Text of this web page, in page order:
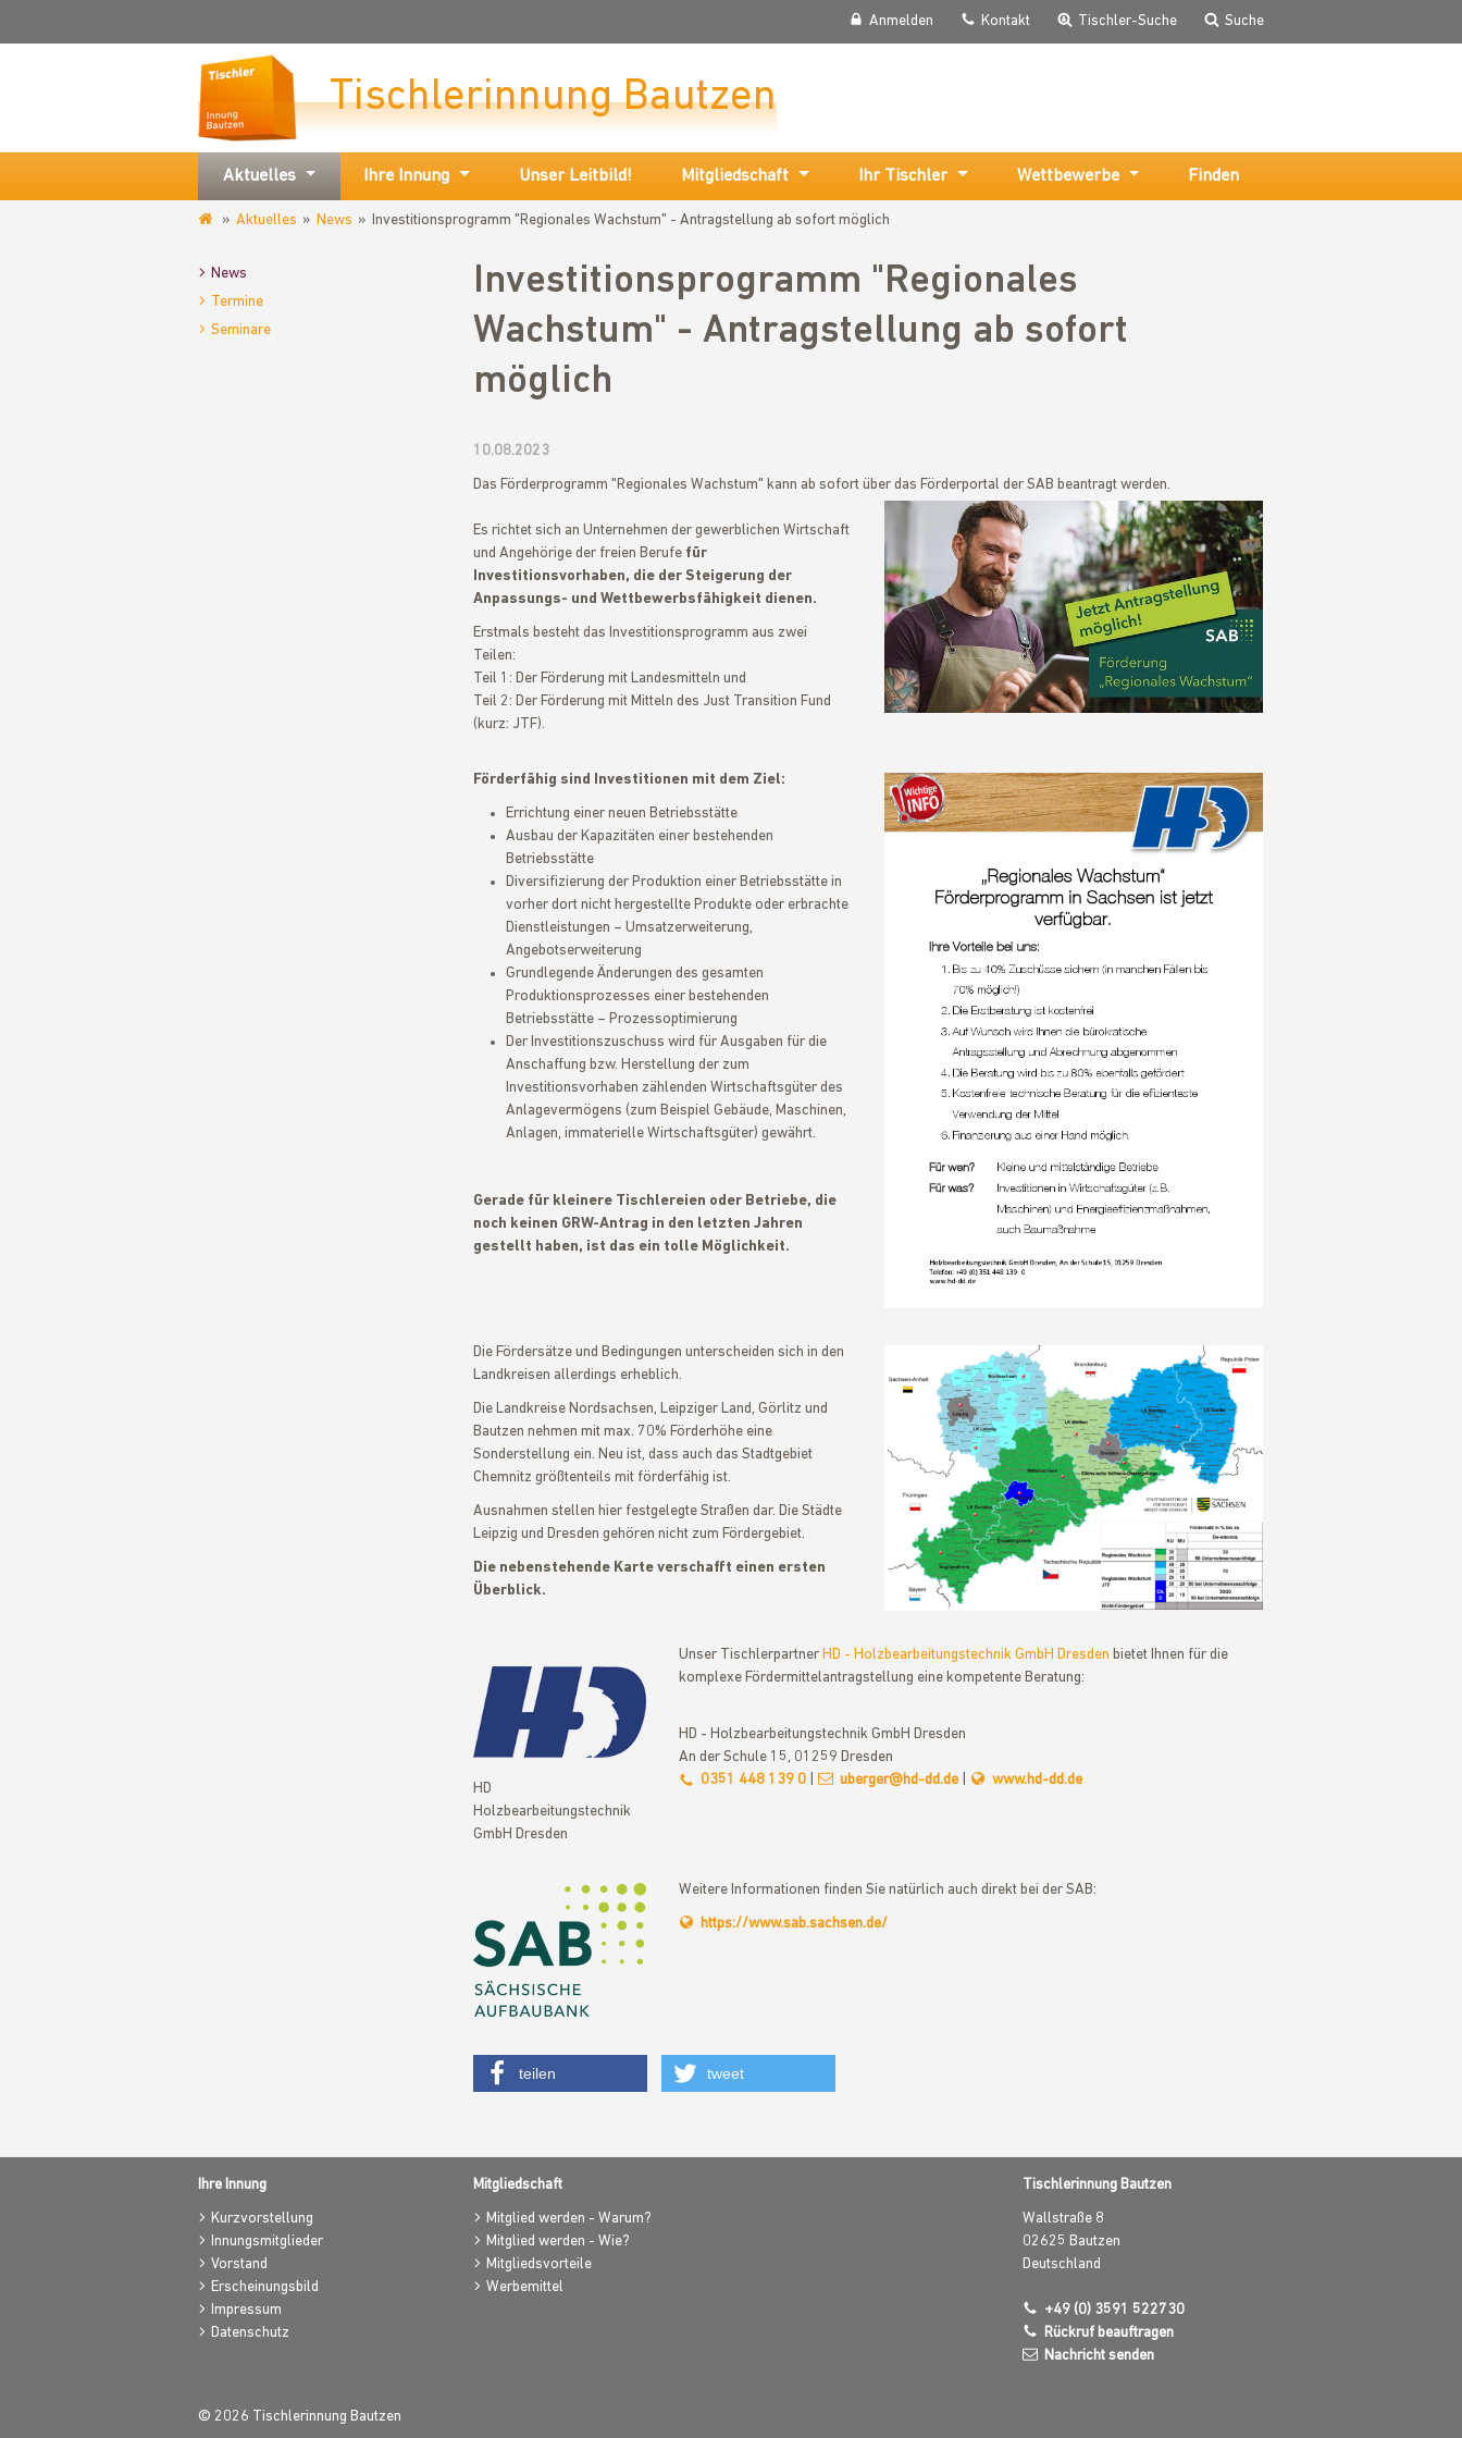
Tischlerinnung Bautzen
Anmelden Kontakt Tischler-Suche Suche
Aktuelles Ihre Innung Unser Leitbild! Mitgliedschaft Ihr Tischler Wettbewerbe Finden
bautzen.de
Aktuelles News Investitionsprogramm "Regionales Wachstum" - Antragstellung ab sofort möglich
News
Termine
Seminare
Investitionsprogramm "Regionales
Wachstum" - Antragstellung ab sofort
möglich
10.08.2023
Das Förderprogramm "Regionales Wachstum" kann ab sofort über das Förderportal der SAB beantragt werden.
Es richtet sich an Unternehmen der gewerblichen Wirtschaft
und Angehörige der freien Berufe für
Investitionsvorhaben, die der Steigerung der
Anpassungs- und Wettbewerbsfähigkeit dienen.
Erstmals besteht das Investitionsprogramm aus zwei
Teilen:
Teil 1: Der Förderung mit Landesmitteln und
Teil 2: Der Förderung mit Mitteln des Just Transition Fund
(kurz: JTF).
Förderfähig sind Investitionen mit dem Ziel:
Errichtung einer neuen Betriebsstätte
Ausbau der Kapazitäten einer bestehenden
Betriebsstätte
Diversifizierung der Produktion einer Betriebsstätte in
vorher dort nicht hergestellte Produkte oder erbrachte
Dienstleistungen – Umsatzerweiterung,
Angebotserweiterung
Grundlegende Änderungen des gesamten
Produktionsprozesses einer bestehenden
Betriebsstätte – Prozessoptimierung
Der Investitionszuschuss wird für Ausgaben für die
Anschaffung bzw. Herstellung der zum
Investitionsvorhaben zählenden Wirtschaftsgüter des
Anlagevermögens (zum Beispiel Gebäude, Maschinen,
Anlagen, immaterielle Wirtschaftsgüter) gewährt.
Gerade für kleinere Tischlereien oder Betriebe, die
noch keinen GRW-Antrag in den letzten Jahren
gestellt haben, ist das ein tolle Möglichkeit.
Die Fördersätze und Bedingungen unterscheiden sich in den
Landkreisen allerdings erheblich.
Die Landkreise Nordsachsen, Leipziger Land, Görlitz und
Bautzen nehmen mit max. 70% Förderhöhe eine
Sonderstellung ein. Neu ist, dass auch das Stadtgebiet
Chemnitz größtenteils mit förderfähig ist.
Ausnahmen stellen hier festgelegte Straßen dar. Die Städte
Leipzig und Dresden gehören nicht zum Fördergebiet.
Die nebenstehende Karte verschafft einen ersten
Überblick.
HD
Holzbearbeitungstechnik
GmbH Dresden
Unser Tischlerpartner HD - Holzbearbeitungstechnik GmbH Dresden bietet Ihnen für die
komplexe Fördermittelantragstellung eine kompetente Beratung:
HD - Holzbearbeitungstechnik GmbH Dresden
An der Schule 15, 01259 Dresden
0351 448 139 0| uberger@hd-dd.de| www.hd-dd.de
Weitere Informationen finden Sie natürlich auch direkt bei der SAB:
https://www.sab.sachsen.de/
teilen tweet
Ihre Innung
Kurzvorstellung
Innungsmitglieder
Vorstand
Erscheinungsbild
Impressum
Datenschutz
Mitgliedschaft
Mitglied werden - Warum?
Mitglied werden - Wie?
Mitgliedsvorteile
Werbemittel
Tischlerinnung Bautzen
Wallstraße 8
02625 Bautzen
Deutschland
+49 (0) 3591 522730
Rückruf beauftragen
Nachricht senden
© 2026 Tischlerinnung Bautzen